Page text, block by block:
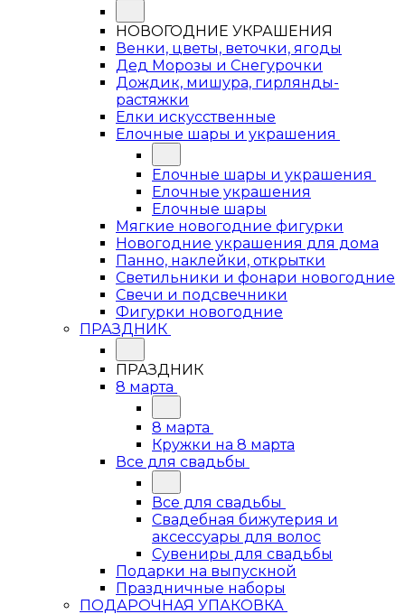
НОВОГОДНИЕ УКРАШЕНИЯ
Венки, цветы, веточки, ягоды
Дед Морозы и Снегурочки
Дождик, мишура, гирлянды-
растяжки
Елки искусственные
Елочные шары и украшения
Елочные шары и украшения
Елочные украшения
Елочные шары
Мягкие новогодние фигурки
Новогодние украшения для дома
Панно, наклейки, открытки
Светильники и фонари новогодние
Свечи и подсвечники
Фигурки новогодние
ПРАЗДНИК
ПРАЗДНИК
8 марта
8 марта
Кружки на 8 марта
Все для свадьбы
Все для свадьбы
Свадебная бижутерия и
аксессуары для волос
Сувениры для свадьбы
Подарки на выпускной
Праздничные наборы
ПОДАРОЧНАЯ УПАКОВКА